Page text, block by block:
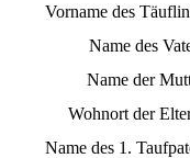
Vorname des
Name des
Name der
Wohnort der
Name des 1.